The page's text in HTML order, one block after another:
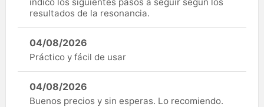
resultados de la resonancia.
04/08/2026
Práctico y fácil de usar
04/08/2026
Buenos precios y sin esperas. Lo recomiendo.